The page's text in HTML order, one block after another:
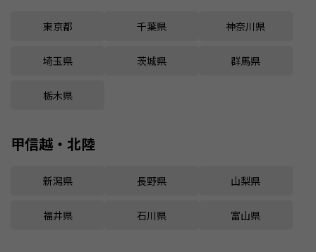
東京都 千葉県 神奈川県
埼玉県 茨城県 群馬県
栃木県
甲信越・北陸
新潟県 長野県 山梨県
福井県 石川県 富山県